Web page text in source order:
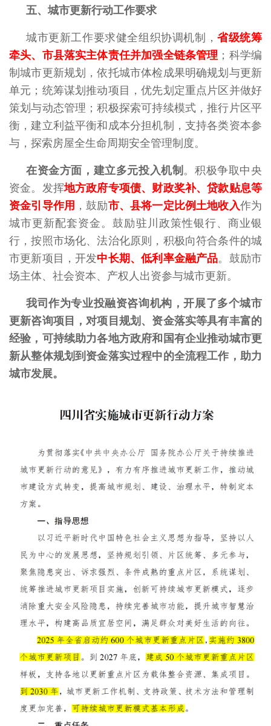
五、城市更新行动工作要求
城市更新工作要求健全组织协调机制，省级统筹
牵头、市县落实主体责任并加强全链条管理 ；科学编
制城市更新规划，依托城市体检成果明确规划与更新
单元；统筹谋划推动项目，优先划定重点片区并做好
策划与动态管理；积极探索可持续模式，推行片区平
衡，建立利益平衡和成本分担机制，支持各类资本参
与，探索房屋全生命周期安全管理制度。
在资金方面，建立多元投入机制 。积极争取中央
资金。发挥地方政府专项债、财政奖补、贷款贴息等
资金引导作用 ，鼓励市、县将一定比例土地收入作为
城市更新配套资金。鼓励驻川政策性银行、商业银
行，按照市场化、法治化原则，积极向符合条件的城
市更新项目，开发中长期、低利率金融产品。鼓励市
场主体、社会资本、产权人出资参与城市更新。
我司作为专业投融资咨询机构，开展了多个城市
更新咨询项目，对项目规划、资金落实等具有丰富的
经验，可持续助力各地方政府和国有企业推动城市更
新从整体规划到资金落实过程中的全流程工作，助力
城市发展。